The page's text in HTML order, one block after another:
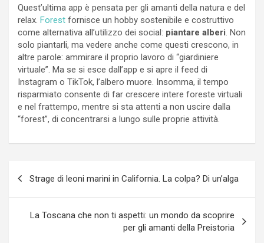
Quest’ultima app è pensata per gli amanti della natura e del
relax. Forest fornisce un hobby sostenibile e costruttivo
come alternativa all’utilizzo dei social: piantare alberi. Non
solo piantarli, ma vedere anche come questi crescono, in
altre parole: ammirare il proprio lavoro di “giardiniere
virtuale”. Ma se si esce dall’app e si apre il feed di
Instagram o TikTok, l’albero muore. Insomma, il tempo
risparmiato consente di far crescere intere foreste virtuali
e nel frattempo, mentre si sta attenti a non uscire dalla
“forest”, di concentrarsi a lungo sulle proprie attività.
articoli
Strage di leoni marini in California. La colpa? Di un’alga
La Toscana che non ti aspetti: un mondo da scoprire
per gli amanti della Preistoria